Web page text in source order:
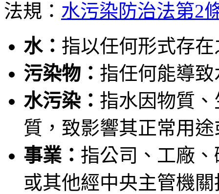
法規： 水污染防治法第2
水： 指以任何形式存
污染物： 指任何能導
水污染： 指水因物質
質，致影響其正常用
事業： 指公司、工廠
或其他經中央主管機